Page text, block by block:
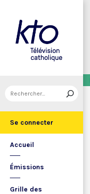
Se connecter
Accueil
Émissions
Grille des